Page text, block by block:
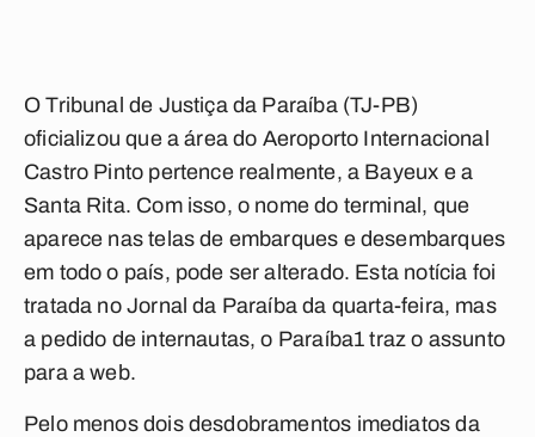
O Tribunal de Justiça da Paraíba (TJ-PB)
oficializou que a área do Aeroporto Internacional
Castro Pinto pertence realmente, a Bayeux e a
Santa Rita. Com isso, o nome do terminal, que
aparece nas telas de embarques e desembarques
em todo o país, pode ser alterado. Esta notícia foi
tratada no Jornal da Paraíba da quarta-feira, mas
a pedido de internautas, o Paraíba1 traz o assunto
para a web.
Pelo menos dois desdobramentos imediatos da